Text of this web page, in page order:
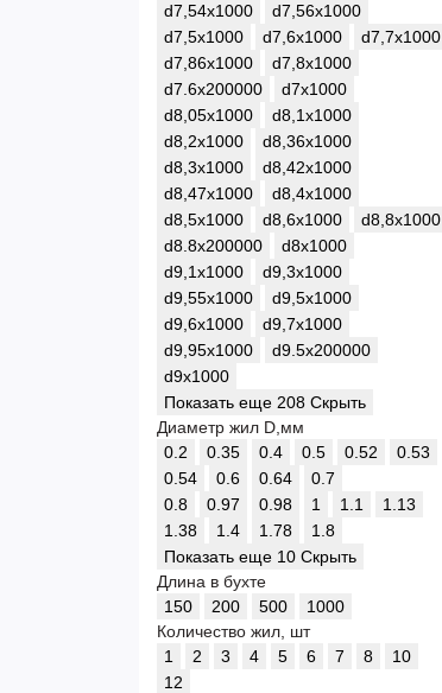
d7,54x1000
d7,56x1000
d7,5x1000
d7,6x1000
d7,7x1000
d7,86x1000
d7,8x1000
d7.6x200000
d7x1000
d8,05x1000
d8,1x1000
d8,2x1000
d8,36x1000
d8,3x1000
d8,42x1000
d8,47x1000
d8,4x1000
d8,5x1000
d8,6x1000
d8,8x1000
d8.8x200000
d8x1000
d9,1x1000
d9,3x1000
d9,55x1000
d9,5x1000
d9,6x1000
d9,7x1000
d9,95x1000
d9.5x200000
d9x1000
Показать еще 208 Скрыть
Диаметр жил D,мм
0.2
0.35 0.4 0.5 0.52
0.53
0.54
0.6 0.64
0.7
0.8
0.97 0.98 1 1.1
1.13
1.38
1.4 1.78
1.8
Показать еще 10 Скрыть
Длина в бухте
150
200 500
1000
Количество жил, шт
1
2 3 4 5 6 7 8
10
12